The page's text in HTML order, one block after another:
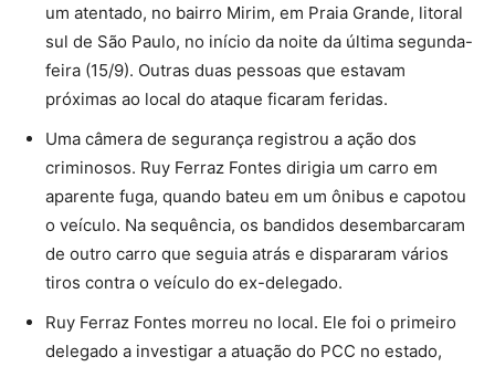
um atentado, no bairro Mirim, em Praia Grande, litoral
sul de São Paulo, no início da noite da última segunda-
feira (15/9). Outras duas pessoas que estavam
próximas ao local do ataque ficaram feridas.
Uma câmera de segurança registrou a ação dos
criminosos. Ruy Ferraz Fontes dirigia um carro em
aparente fuga, quando bateu em um ônibus e capotou
o veículo. Na sequência, os bandidos desembarcaram
de outro carro que seguia atrás e dispararam vários
tiros contra o veículo do ex-delegado.
Ruy Ferraz Fontes morreu no local. Ele foi o primeiro
delegado a investigar a atuação do PCC no estado,